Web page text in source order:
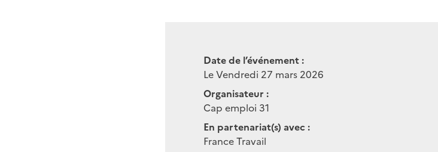
Date de l’événement :
Le Vendredi 27 mars 2026
Organisateur :
Cap emploi 31
En partenariat(s) avec :
France Travail